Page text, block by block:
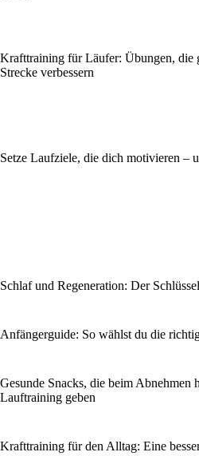
Krafttraining für Läufer: Übungen, die
Strecke verbessern
Setze Laufziele, die dich motivieren –
Schlaf und Regeneration: Der
Anfängerguide: So wählst du die
Gesunde Snacks, die beim Abnehmen
Lauftraining geben
Krafttraining für den Alltag: Eine